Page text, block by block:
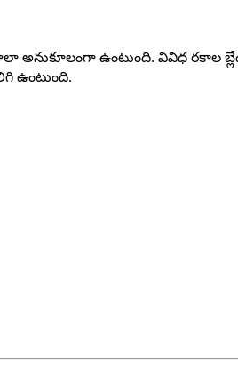
అనుకూలంగా ఉంటుంది. వివిధ
ఉంటుంది.